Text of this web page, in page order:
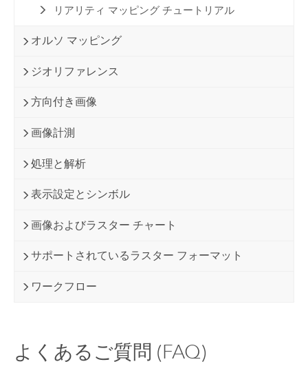
リアリティ マッピング チュートリアル
オルソ マッピング
ジオリファレンス
方向付き画像
画像計測
処理と解析
表示設定とシンボル
画像およびラスター チャート
サポートされているラスター フォーマット
ワークフロー
よくあるご質問 (FAQ)